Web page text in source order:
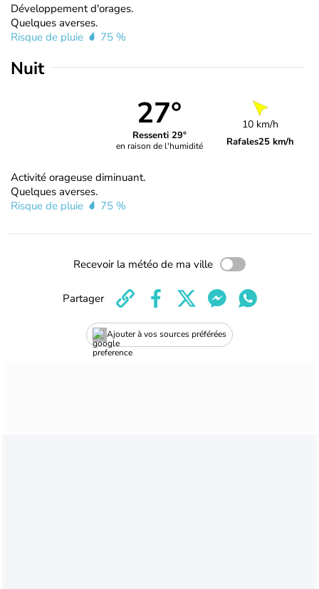
Développement d'orages.
Quelques averses.
Risque de pluie
75 %
Nuit
27°
Ressenti 29°
en raison de l'humidité
10 km/h
Rafales25 km/h
Activité orageuse diminuant.
Quelques averses.
Risque de pluie
75 %
Recevoir la météo de ma ville
Ajouter à vos sources préférées
Partager